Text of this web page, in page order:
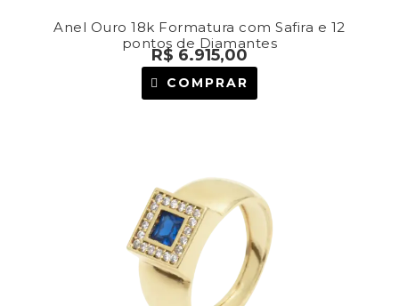
Anel Ouro 18k Formatura com Safira e 12
pontos de Diamantes
R$ 6.915,00
COMPRAR